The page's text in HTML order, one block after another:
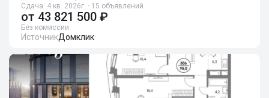
Сдача: 4 кв. 2026г. · 15 объявлений
от 43 821 500 ₽
Без комиссии
ИсточникДомклик